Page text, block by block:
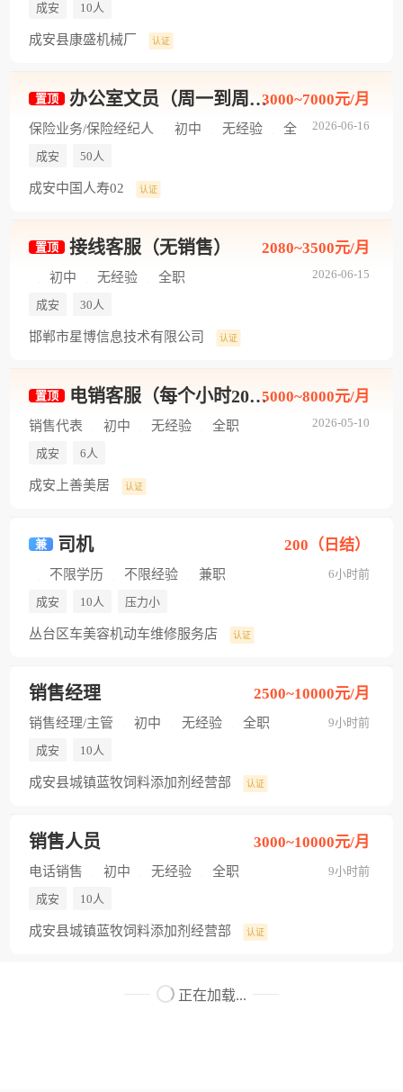
成安 10人
成安县康盛机械厂 认证
置顶 办公室文员（周一到周五，每天5个小时）
2026-06-16
3000~7000元/月
保险业务/保险经纪人 初中 无经验
全
职
成安 50人
成安中国人寿02 认证
置顶 接线客服（无销售）
2026-06-15
2080~3500元/月
初中 无经验 全职
成安 30人
邯郸市星博信息技术有限公司 认证
置顶 电销客服（每个小时20+周结+时间自由）
2026-05-10
5000~8000元/月
销售代表 初中 无经验 全职
成安 6人
成安上善美居 认证
兼 司机
6小时前
200（日结）
不限学历 不限经验 兼职
成安 10人 压力小
丛台区车美容机动车维修服务店 认证
销售经理
9小时前
2500~10000元/月
销售经理/主管 初中 无经验 全职
成安 10人
成安县城镇蓝牧饲料添加剂经营部 认证
销售人员
9小时前
3000~10000元/月
电话销售 初中 无经验 全职
成安 10人
成安县城镇蓝牧饲料添加剂经营部 认证
正在加载...